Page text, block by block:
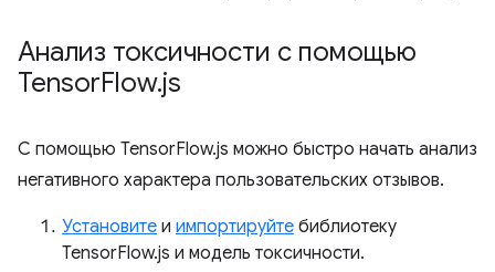
Анализ токсичности с помощью
TensorFlow.js
С помощью TensorFlow.js можно быстро начать анализ
негативного характера пользовательских отзывов.
Установите и импортируйте библиотеку
TensorFlow.js и модель токсичности.